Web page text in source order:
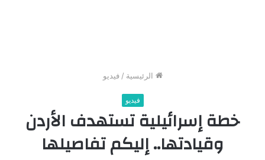
الرئيسية / فيديو
فيديو
خطة إسرائيلية تستهدف الأردن
وقيادتها.. إليكم تفاصيلها